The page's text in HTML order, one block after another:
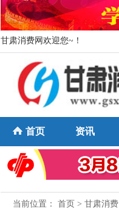
甘肃消费网欢迎您~！
首页 资讯
当前位置： 首页 > 甘肃消费